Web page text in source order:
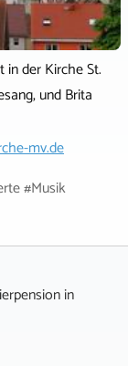
der Kirche St.
und Brita
mv.de
#Musik
in